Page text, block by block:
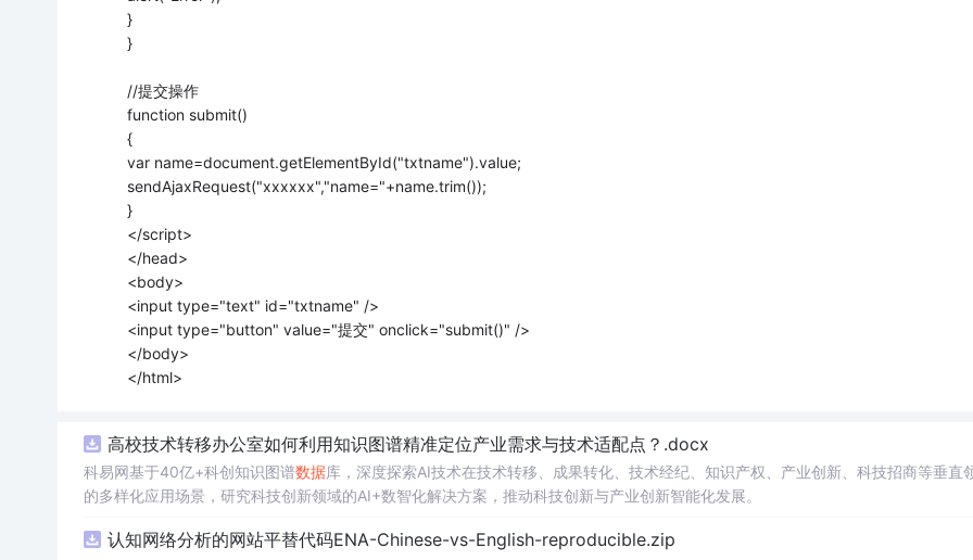
}
}
//提交操作
function submit()
{
var name=document.getElementById("txtname").value;
sendAjaxRequest("xxxxxx","name="+name.trim());
}
</script>
</head>
<body>
<input type="text" id="txtname" />
<input type="button" value="提交" onclick="submit()" />
</body>
</html>
高校技术转移办公室如何利用知识图谱精准定位产业需求与技术适配点？.docx
科易网基于40亿+科创知识图谱数据库，深度探索AI技术在技术转移、成果转化、技术经纪、知识产权、产业创新、科技招商等垂直
的多样化应用场景，研究科技创新领域的AI+数智化解决方案，推动科技创新与产业创新智能化发展。
认知网络分析的网站平替代码ENA-Chinese-vs-English-reproducible.zip